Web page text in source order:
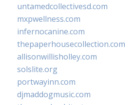
untamedcollectivesd.com
mxpwellness.com
infernocanine.com
thepaperhousecollection.com
allisonwillisholley.com
solslite.org
portwayinn.com
djmaddogmusic.com